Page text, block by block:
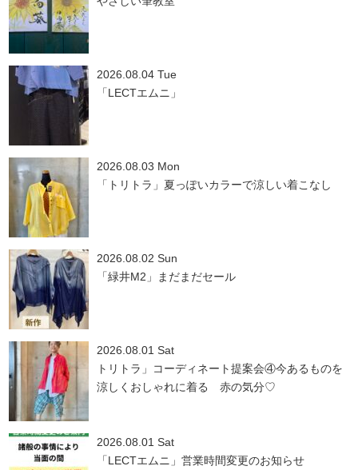
2026.08.04 Tue
「LECTエムニ」
2026.08.03 Mon
「トリトラ」夏っぽいカラーで涼しい着こなし
2026.08.02 Sun
「緑井M2」まだまだセール
2026.08.01 Sat
トリトラ」コーディネート提案会④今あるものを
涼しくおしゃれに着る 赤の気分♡
2026.08.01 Sat
「LECTエムニ」営業時間変更のお知らせ